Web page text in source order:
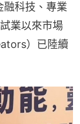
融科技、專業
業以來市場
）已陸續